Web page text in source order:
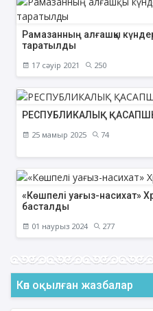
Рамазанның алғашқы
таратылды
17 сәуір 2021 250
РЕСПУБЛИКАЛЫҚ
25 мамыр 2025 74
«Көшпелі уағыз-насихат»
басталды
01 наурыз 2024 277
Көп оқылған жазбалар